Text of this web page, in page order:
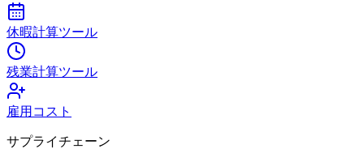
休暇計算ツール
残業計算ツール
雇用コスト
サプライチェーン